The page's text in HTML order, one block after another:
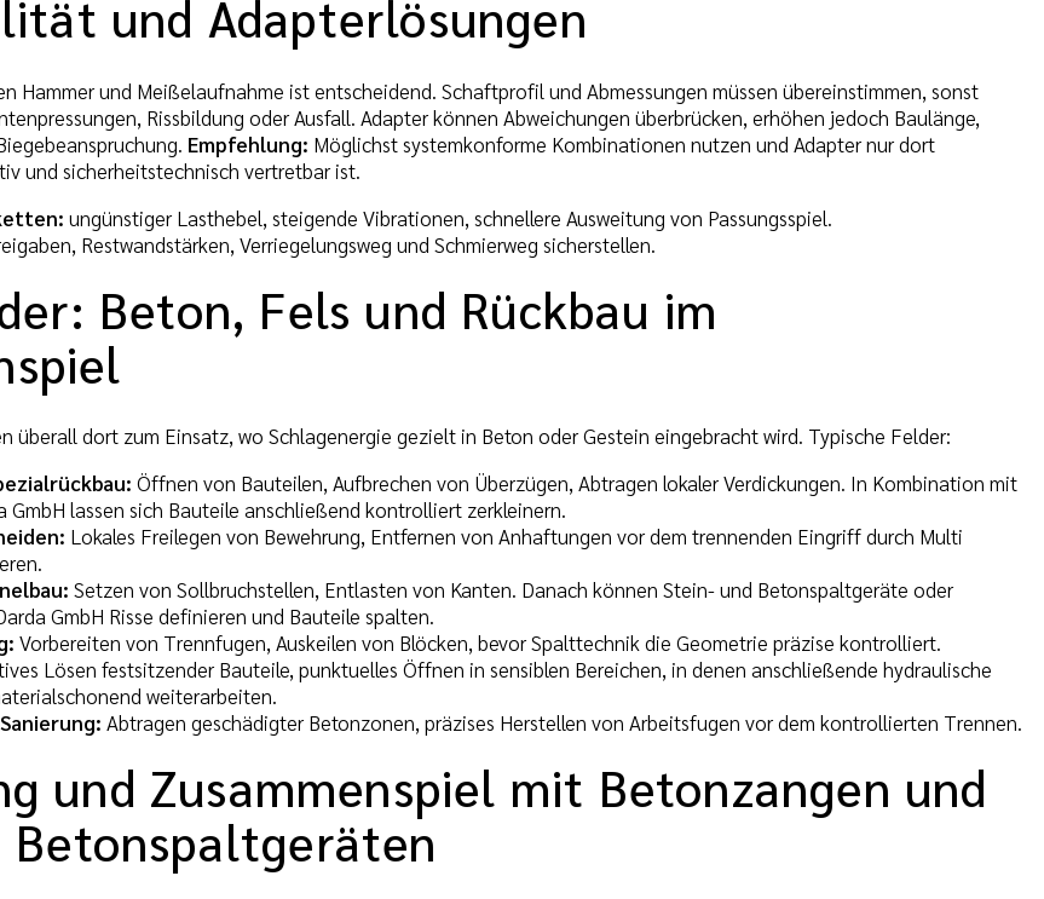
und Adapterlösungen
Hammer und Meißelaufnahme ist entscheidend. Schaftprofil und Abmessungen müssen übereinstimmen, sonst
Rissbildung oder Ausfall. Adapter können Abweichungen überbrücken, erhöhen jedoch Baulänge,
Empfehlung: Möglichst systemkonforme Kombinationen nutzen und Adapter nur dort
und sicherheitstechnisch vertretbar ist.
ungünstiger Lasthebel, steigende Vibrationen, schnellere Ausweitung von Passungsspiel.
Restwandstärken, Verriegelungsweg und Schmierweg sicherstellen.
Beton, Fels und Rückbau im
überall dort zum Einsatz, wo Schlagenergie gezielt in Beton oder Gestein eingebracht wird. Typische Felder:
Öffnen von Bauteilen, Aufbrechen von Überzügen, Abtragen lokaler Verdickungen. In Kombination mit
GmbH lassen sich Bauteile anschließend kontrolliert zerkleinern.
Lokales Freilegen von Bewehrung, Entfernen von Anhaftungen vor dem trennenden Eingriff durch Multi
Setzen von Sollbruchstellen, Entlasten von Kanten. Danach können Stein- und Betonspaltgeräte oder
GmbH Risse definieren und Bauteile spalten.
Vorbereiten von Trennfugen, Auskeilen von Blöcken, bevor Spalttechnik die Geometrie präzise kontrolliert.
Lösen festsitzender Bauteile, punktuelles Öffnen in sensiblen Bereichen, in denen anschließende hydraulische
weiterarbeiten.
Abtragen geschädigter Betonzonen, präzises Herstellen von Arbeitsfugen vor dem kontrollierten Trennen.
und Zusammenspiel mit Betonzangen und
Betonspaltgeräten